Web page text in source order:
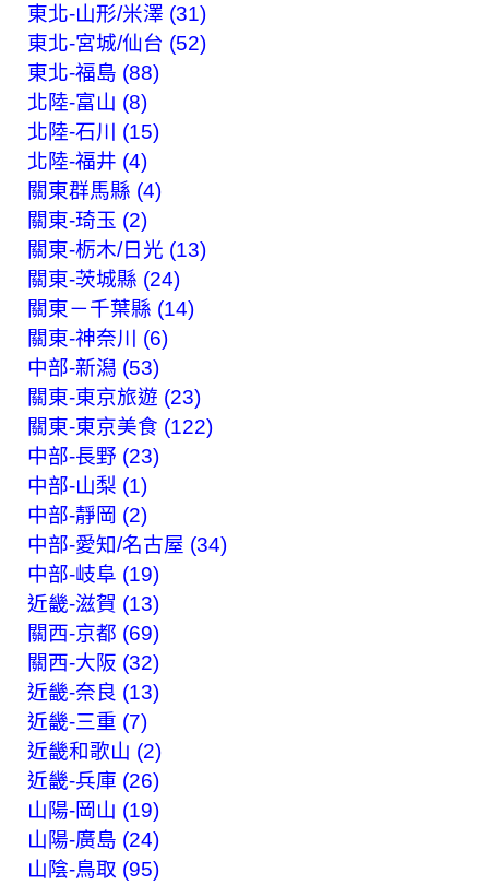
東北-山形/米澤 (31)
東北-宮城/仙台 (52)
東北-福島 (88)
北陸-富山 (8)
北陸-石川 (15)
北陸-福井 (4)
關東群馬縣 (4)
關東-琦玉 (2)
關東-栃木/日光 (13)
關東-茨城縣 (24)
關東－千葉縣 (14)
關東-神奈川 (6)
中部-新潟 (53)
關東-東京旅遊 (23)
關東-東京美食 (122)
中部-長野 (23)
中部-山梨 (1)
中部-靜岡 (2)
中部-愛知/名古屋 (34)
中部-岐阜 (19)
近畿-滋賀 (13)
關西-京都 (69)
關西-大阪 (32)
近畿-奈良 (13)
近畿-三重 (7)
近畿和歌山 (2)
近畿-兵庫 (26)
山陽-岡山 (19)
山陽-廣島 (24)
山陰-鳥取 (95)